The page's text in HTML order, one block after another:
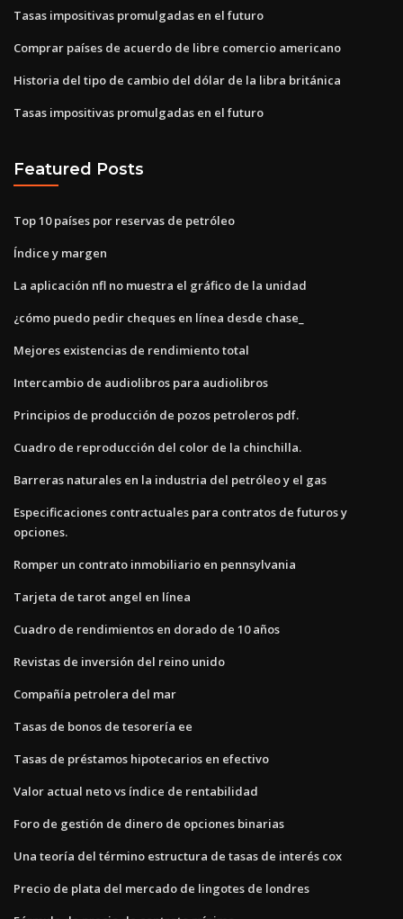
Tasas impositivas promulgadas en el futuro
Comprar países de acuerdo de libre comercio americano
Historia del tipo de cambio del dólar de la libra británica
Tasas impositivas promulgadas en el futuro
Featured Posts
Top 10 países por reservas de petróleo
Índice y margen
La aplicación nfl no muestra el gráfico de la unidad
¿cómo puedo pedir cheques en línea desde chase_
Mejores existencias de rendimiento total
Intercambio de audiolibros para audiolibros
Principios de producción de pozos petroleros pdf.
Cuadro de reproducción del color de la chinchilla.
Barreras naturales en la industria del petróleo y el gas
Especificaciones contractuales para contratos de futuros y
opciones.
Romper un contrato inmobiliario en pennsylvania
Tarjeta de tarot angel en línea
Cuadro de rendimientos en dorado de 10 años
Revistas de inversión del reino unido
Compañía petrolera del mar
Tasas de bonos de tesorería ee
Tasas de préstamos hipotecarios en efectivo
Valor actual neto vs índice de rentabilidad
Foro de gestión de dinero de opciones binarias
Una teoría del término estructura de tasas de interés cox
Precio de plata del mercado de lingotes de londres